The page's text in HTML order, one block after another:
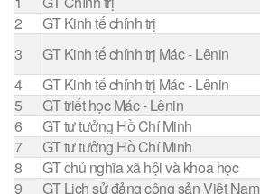
2
GT Kinh tế chính trị
3
GT Kinh tế chính trị Mác - Lênin
4
GT Kinh tế chính trị Mác - Lênin
5
GT triết học Mác - Lênin
6
GT tư tưởng Hồ Chí Minh
7
GT tư tưởng Hồ Chí Minh
8
GT chủ nghĩa xã hội và khoa học
9
GT Lịch sử đảng cộng sản Việt Nam